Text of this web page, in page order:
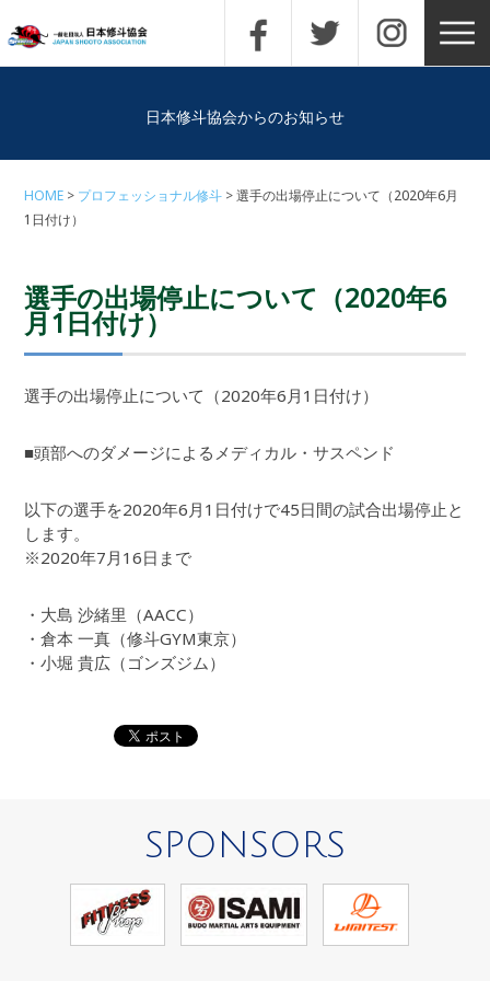
日本修斗協会からのお知らせ
HOME プロフェッショナル修斗
選手の出場停止について（2020年6月
1日付け）
選手の出場停止について（2020年6
月1日付け）
選手の出場停止について（2020年6月1日付け）
■頭部へのダメージによるメディカル・サスペンド
以下の選手を2020年6月1日付けで45日間の試合出場停止と
します。
※2020年7月16日まで
・大島 沙緒里（AACC）
・倉本 一真（修斗GYM東京）
・小堀 貴広（ゴンズジム）
SPONSORS